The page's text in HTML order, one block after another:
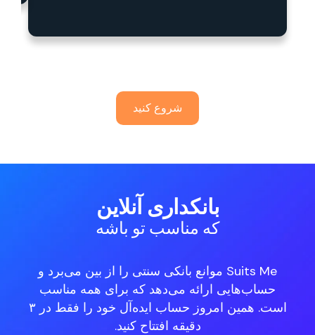
شروع کنید
بانکداری آنلاین
که مناسب تو باشه
Suits Me موانع بانکی سنتی را از بین می‌برد و
حساب‌هایی ارائه می‌دهد که برای همه مناسب
است. همین امروز حساب ایده‌آل خود را فقط در ۳
دقیقه افتتاح کنید.